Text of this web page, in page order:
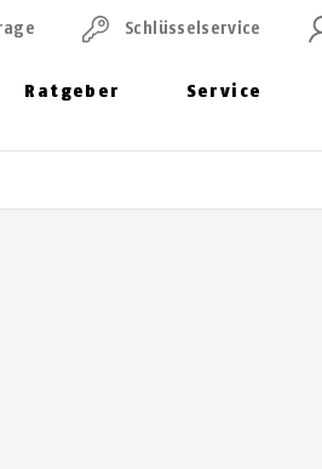
Ratgeber Service
Schlüssel­service